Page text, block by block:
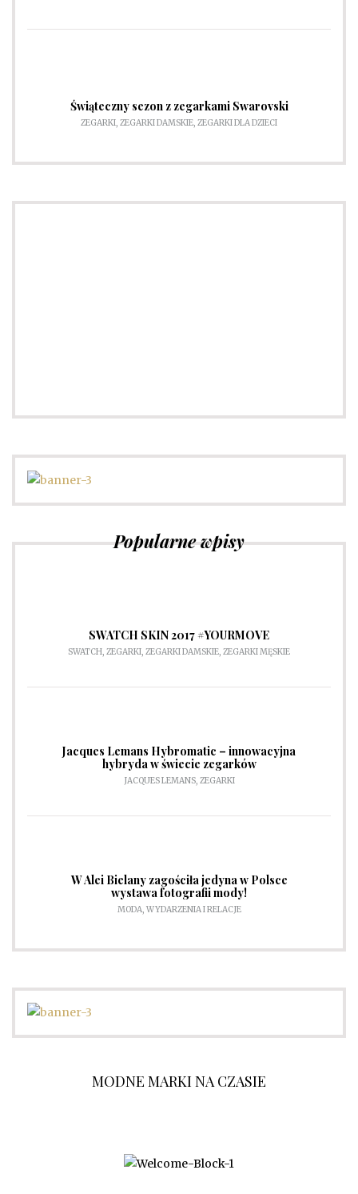
Świąteczny sezon z zegarkami Swarovski
ZEGARKI, ZEGARKI DAMSKIE, ZEGARKI DLA DZIECI
Popularne wpisy
SWATCH SKIN 2017 #YOURMOVE
SWATCH ZEGARKI ZEGARKI DAMSKIE ZEGARKI MĘSKIE
Jacques Lemans Hybromatic – innowacyjna
hybryda w świecie zegarków
JACQUES LEMANS, ZEGARKI
W Alei Bielany zagościła jedyna w Polsce
wystawa fotografii mody!
MODA, WYDARZENIA I RELACJE
MODNE MARKI NA CZASIE
WSPÓŁPRACA